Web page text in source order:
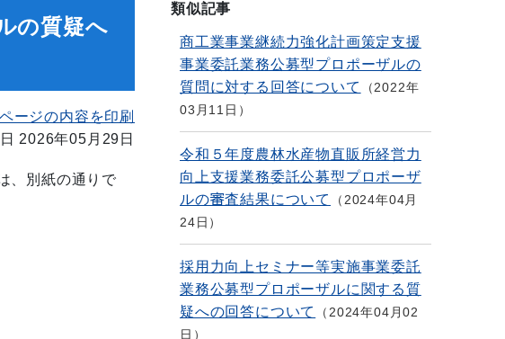
の質疑へ
ページの内容を印刷
2026年05月29日
、別紙の通りで
類似記事
商工業事業継続力強化計画策定支援
事業委託業務公募型プロポーザルの
質問に対する回答について
2022年
03月11日
令和５年度農林水産物直販所経営力
向上支援業務委託公募型プロポーザ
ルの審査結果について
2024年04月
24日
採用力向上セミナー等実施事業委託
業務公募型プロポーザルに関する質
疑への回答について
2024年04月02
日